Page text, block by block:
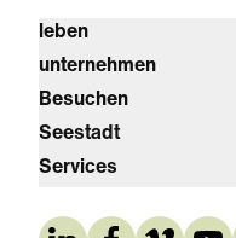
leben
unternehmen
Besuchen
Seestadt
Services